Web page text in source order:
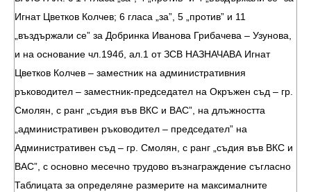
Игнат Цветков Колчев; 6 гласа „за”, 5 „против” и 11
„въздържали се” за Добринка Иванова Грибачева – Узунова,
и на основание чл.194б, ал.1 от ЗСВ НАЗНАЧАВА Игнат
Цветков Колчев – заместник на административния
ръководител – заместник-председател на Окръжен съд – гр.
Смолян, с ранг „съдия във ВКС и ВАС”, на длъжността
„административен ръководител – председател” на
Административен съд – гр. Смолян, с ранг „съдия във ВКС и
ВАС”, с основно месечно трудово възнаграждение съгласно
Таблицата за определяне размерите на максималните